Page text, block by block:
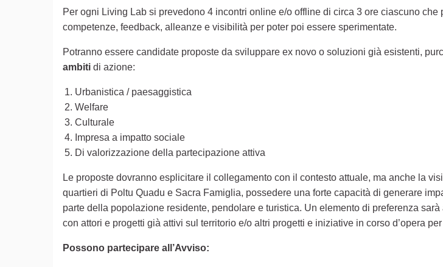
Per ogni Living Lab si prevedono 4 incontri online e/o offline di circa 3 ore ciascuno
competenze, feedback, alleanze e visibilità per poter poi essere sperimentate.
Potranno essere candidate proposte da sviluppare ex novo o soluzioni già esistenti,
ambiti di azione:
Urbanistica / paesaggistica
Welfare
Culturale
Impresa a impatto sociale
Di valorizzazione della partecipazione attiva
Le proposte dovranno esplicitare il collegamento con il contesto attuale, ma anche la
quartieri di Poltu Quadu e Sacra Famiglia, possedere una forte capacità di generare
parte della popolazione residente, pendolare e turistica. Un elemento di preferenza
con attori e progetti già attivi sul territorio e/o altri progetti e iniziative in corso d’opera
Possono partecipare all’Avviso: